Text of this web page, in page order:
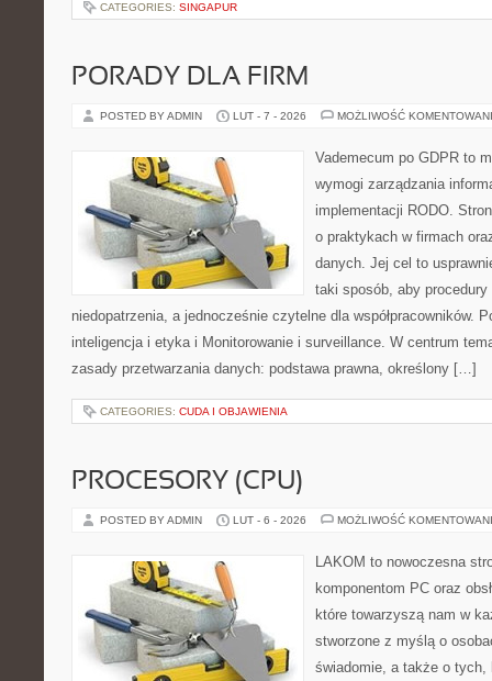
CATEGORIES: SINGAPUR
PORADY DLA FIRM
POSTED BY ADMIN LUT - 7 - 2026 MOŻLIWOŚĆ
Vademecum po GDPR to
wymogi zarządzania
implementacji RODO.
o praktykach w firmach
danych. Jej cel to
taki sposób, aby procedury
niedopatrzenia, a jednocześnie czytelne dla współpracowników.
inteligencja i etyka i Monitorowanie i surveillance. W centrum
zasady przetwarzania danych: podstawa prawna, określony […]
CATEGORIES: CUDA I OBJAWIENIA
PROCESORY (CPU)
POSTED BY ADMIN LUT - 6 - 2026 MOŻLIWOŚĆ
LAKOM to nowoczesna
komponentom PC oraz
które towarzyszą nam w
stworzone z myślą o
świadomie, a także o tych,